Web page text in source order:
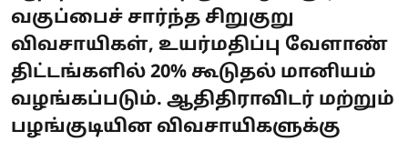
வகுப்பைச் சார்ந்த சிறுகுறு
விவசாயிகள், உயர்மதிப்பு வேளாண்
திட்டங்களில் 20% கூடுதல் மானியம்
வழங்கப்படும். ஆதிதிராவிடர் மற்றும்
பழங்குடியின விவசாயிகளுக்கு